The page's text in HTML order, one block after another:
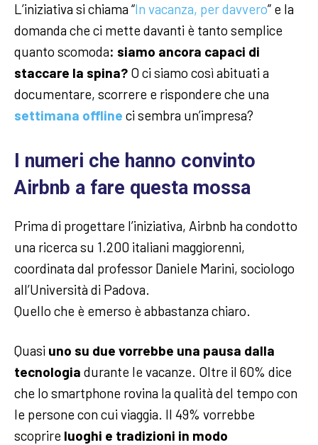
L’iniziativa si chiama “In vacanza, per davvero” e la
domanda che ci mette davanti è tanto semplice
quanto scomoda: siamo ancora capaci di
staccare la spina? O ci siamo così abituati a
documentare, scorrere e rispondere che una
settimana offline ci sembra un’impresa?
I numeri che hanno convinto
Airbnb a fare questa mossa
Prima di progettare l’iniziativa, Airbnb ha condotto
una ricerca su 1.200 italiani maggiorenni,
coordinata dal professor Daniele Marini, sociologo
all’Università di Padova.
Quello che è emerso è abbastanza chiaro.
Quasi uno su due vorrebbe una pausa dalla
tecnologia durante le vacanze. Oltre il 60% dice
che lo smartphone rovina la qualità del tempo con
le persone con cui viaggia. Il 49% vorrebbe
scoprire luoghi e tradizioni in modo